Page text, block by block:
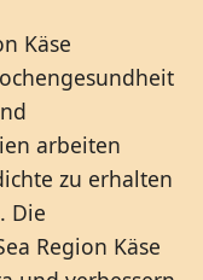
Käse
arbeiten
zu erhalten
Die
Region Käse